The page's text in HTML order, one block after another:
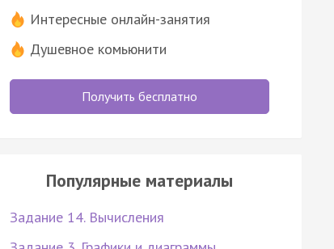
Интересные онлайн-занятия
Душевное комьюнити
Получить бесплатно
Популярные материалы
Задание 14. Вычисления